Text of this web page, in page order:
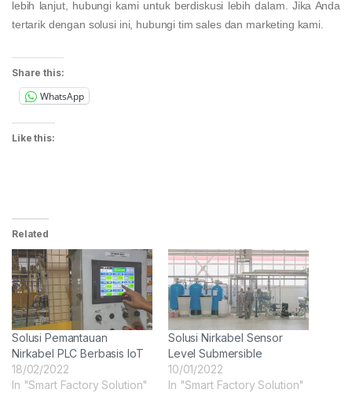
lebih lanjut, hubungi kami untuk berdiskusi lebih dalam. Jika Anda
tertarik dengan solusi ini, hubungi tim sales dan marketing kami.
Share this:
WhatsApp
Like this:
Related
Solusi Pemantauan
Nirkabel PLC Berbasis IoT
18/02/2022
In "Smart Factory Solution"
Solusi Nirkabel Sensor
Level Submersible
10/01/2022
In "Smart Factory Solution"